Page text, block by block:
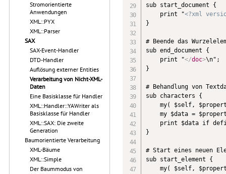
Stromorientierte
Anwendungen
XML::PYX
XML::Parser
SAX
SAX-Event-Handler
DTD-Handler
Auflösung externer Entities
Verarbeitung von Nicht-XML-
Daten
Eine Basisklasse für Handler
XML::Handler::YAWriter als
Basisklasse für Handler
XML::SAX: Die zweite
Generation
Baumorientierte Verarbeitung
XML-Bäume
XML::Simple
Der Baummodus von
sub start_document {
    print "
<?xml
}
# Beende das
sub end_document {
    print "
</doc>\n";
}
# Behandlung von
sub characters {
my( $self,
my $data =
print $data if
}
# Start eines neuen
sub start_element {
my( $self,